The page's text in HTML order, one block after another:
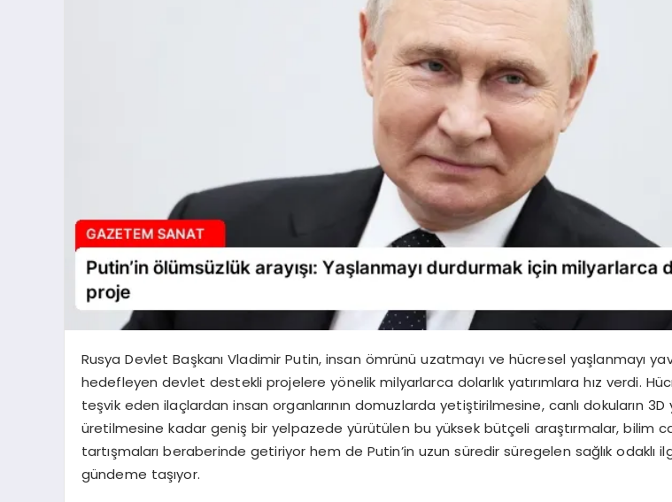
Rusya Devlet Başkanı Vladimir Putin, insan ömrünü uzatmayı ve hücresel yaşlanmayı
hedefleyen devlet destekli projelere yönelik milyarlarca dolarlık yatırımlara hız verdi.
teşvik eden ilaçlardan insan organlarının domuzlarda yetiştirilmesine, canlı dokuların 3D
üretilmesine kadar geniş bir yelpazede yürütülen bu yüksek bütçeli araştırmalar, bilim
tartışmaları beraberinde getiriyor hem de Putin’in uzun süredir süregelen sağlık odaklı
gündeme taşıyor.